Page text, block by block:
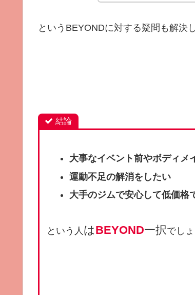
というBEYONDに対する疑問も解決
結論
大事なイベント前やボディメ
運動不足の解消をしたい
大手のジムで安心して低価格
という人 はBEYOND一択でしょ